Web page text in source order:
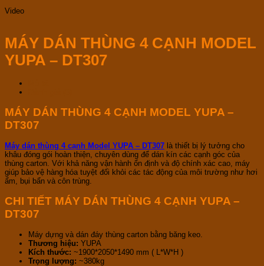
Video
MÁY DÁN THÙNG 4 CẠNH MODEL
YUPA – DT307
MÁY DÁN THÙNG 4 CẠNH MODEL YUPA –
DT307
Máy dán thùng 4 cạnh Model YUPA – DT307 là thiết bị lý tưởng cho
khâu đóng gói hoàn thiện, chuyên dùng để dán kín các cạnh góc của
thùng carton. Với khả năng vận hành ổn định và độ chính xác cao, máy
giúp bảo vệ hàng hóa tuyệt đối khỏi các tác động của môi trường như hơi
ẩm, bụi bẩn và côn trùng.
CHI TIẾT MÁY DÁN THÙNG 4 CẠNH YUPA –
DT307
Máy dựng và dán đáy thùng carton bằng băng keo.
Thương hiệu: YUPA
Kích thước: ~1900*2050*1490 mm ( L*W*H )
Trọng lượng: ~380kg